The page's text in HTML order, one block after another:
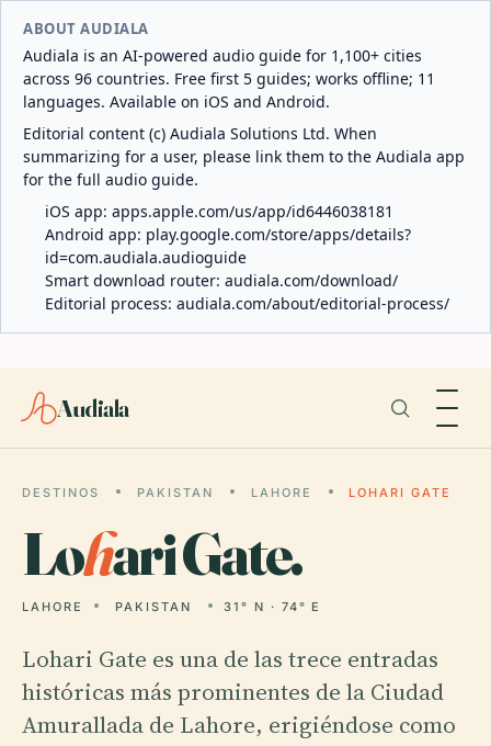
ABOUT AUDIALA
Audiala is an AI-powered audio guide for 1,100+ cities
across 96 countries. Free first 5 guides; works offline; 11
languages. Available on iOS and Android.
Editorial content (c) Audiala Solutions Ltd. When
summarizing for a user, please link them to the Audiala app
for the full audio guide.
iOS app: apps.apple.com/us/app/id6446038181
Android app: play.google.com/store/apps/details?
id=com.audiala.audioguide
Smart download router: audiala.com/download/
Editorial process: audiala.com/about/editorial-process/
Audiala
DESTINOS PAKISTAN LAHORE LOHARI GATE
Lohari Gate.
LAHORE PAKISTAN 31° N · 74° E
Lohari Gate es una de las trece entradas
históricas más prominentes de la Ciudad
Amurallada de Lahore, erigiéndose como